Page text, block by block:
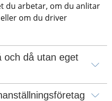
du arbetar, om du anlitar
om du driver
och då utan eget